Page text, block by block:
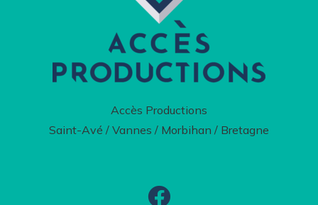
Accès Productions
Saint-Avé / Vannes / Morbihan / Bretagne